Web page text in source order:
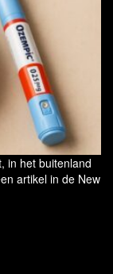
in het buitenland
artikel in de New